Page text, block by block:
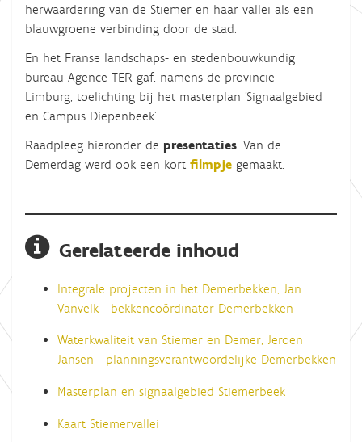
herwaardering van de Stiemer en haar vallei als een
blauwgroene verbinding door de stad.
En het Franse landschaps- en stedenbouwkundig
bureau Agence TER gaf, namens de provincie
Limburg, toelichting bij het masterplan 'Signaalgebied
en Campus Diepenbeek'.
Raadpleeg hieronder de presentaties. Van de
Demerdag werd ook een kort filmpje gemaakt.
Gerelateerde inhoud
Integrale projecten in het Demerbekken, Jan
Vanvelk - bekkencoördinator Demerbekken
Waterkwaliteit van Stiemer en Demer, Jeroen
Jansen - planningsverantwoordelijke Demerbekken
Masterplan en signaalgebied Stiemerbeek
Kaart Stiemervallei